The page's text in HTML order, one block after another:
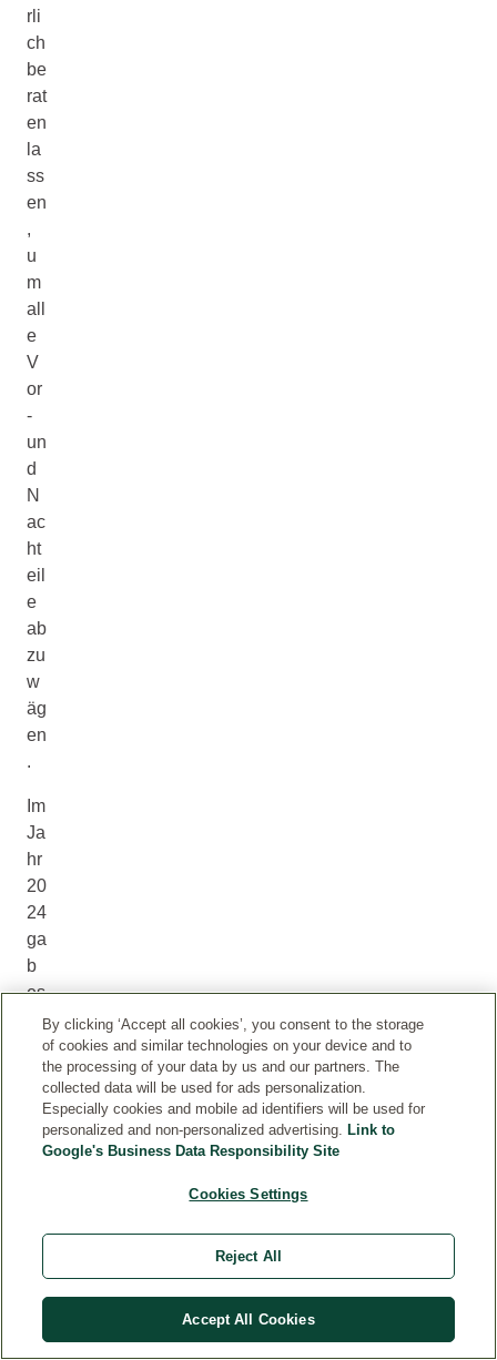
rli
ch
be
rat
en
la
ss
en
,
u
m
all
e
V
or
-
un
d
N
ac
ht
eil
e
ab
zu
w
äg
en
.
Im
Ja
hr
20
24
ga
b
es
de
ch
34
oz
By clicking ‘Accept all cookies’, you consent to the storage
of cookies and similar technologies on your device and to
the processing of your data by us and our partners. The
collected data will be used for ads personalization.
Especially cookies and mobile ad identifiers will be used for
personalized and non-personalized advertising. Link to
Google's Business Data Responsibility Site
Cookies Settings
Reject All
Accept All Cookies